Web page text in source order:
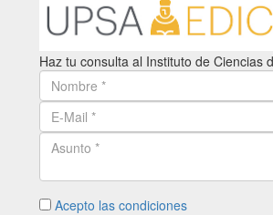
Haz tu consulta al Instituto de Ciencias
Acepto las condiciones